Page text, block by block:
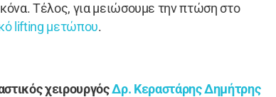
Τέλος, για μειώσουμε την πτώση στο
lifting μετώπου.
χειρουργόςΔρ. Κεραστάρης Δημήτρης